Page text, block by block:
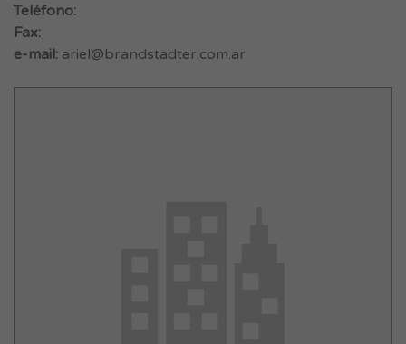
Teléfono:
Fax:
e-mail: ariel@brandstadter.com.ar